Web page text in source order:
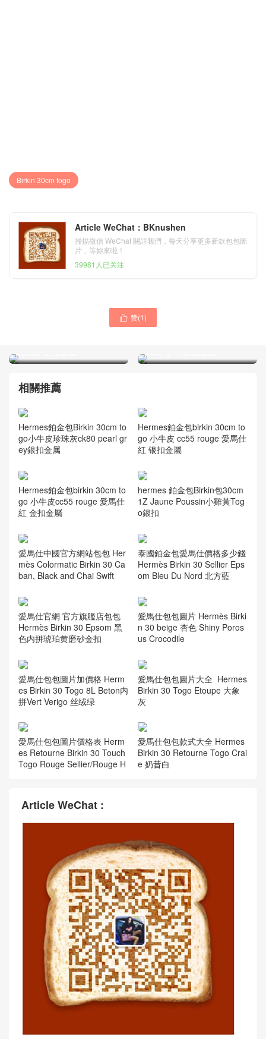
Birkin 30cm togo
Article WeChat：BKnushen
掃描微信 WeChat 關註我們，每天分享更多新款包包圖
片，等妳來啦！
39981人已关注
 赞(1)
Hermes鉑金包birkin 30cm
Hermes鉑金包Birkin 30cm
相關推薦
Hermes鉑金包Birkin 30cm to
go小牛皮珍珠灰ck80 pearl gr
ey銀扣金属
Hermes鉑金包birkin 30cm to
go 小牛皮 cc55 rouge 愛馬仕
紅 银扣金屬
Hermes鉑金包birkin 30cm to
go 小牛皮cc55 rouge 愛馬仕
紅 金扣金屬
hermes 鉑金包Birkin包30cm
1Z Jaune Poussin小雞黃Tog
o銀扣
愛馬仕中國官方網站包包 Her
mès Colormatic Birkin 30 Ca
ban, Black and Chai Swift
泰國鉑金包愛馬仕價格多少錢
Hermès Birkin 30 Sellier Eps
om Bleu Du Nord 北方藍
愛馬仕官網 官方旗艦店包包
Hermès Birkin 30 Epsom 黑
色内拼琥珀黄磨砂金扣
愛馬仕包包圖片 Hermès Birki
n 30 beige 杏色 Shiny Poros
us Crocodile
愛馬仕包包圖片加價格 Herm
es Birkin 30 Togo 8L Beton内
拼Vert Verigo 丝绒绿
愛馬仕包包圖片大全 Hermes
Birkin 30 Togo Etoupe 大象
灰
愛馬仕包包圖片價格表 Herm
es Retourne Birkin 30 Touch
Togo Rouge Sellier/Rouge H
愛馬仕包包款式大全 Hermes
Birkin 30 Retourne Togo Crai
e 奶昔白
Article WeChat :